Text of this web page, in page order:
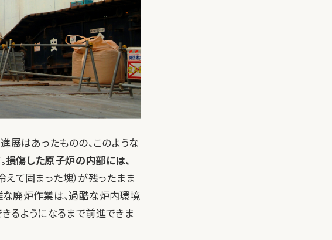
展はあったものの、このような
損傷した原子炉の内部には、
て固まった塊）が残ったまま
な廃炉作業は、過酷な炉内環境
るようになるまで前進できま